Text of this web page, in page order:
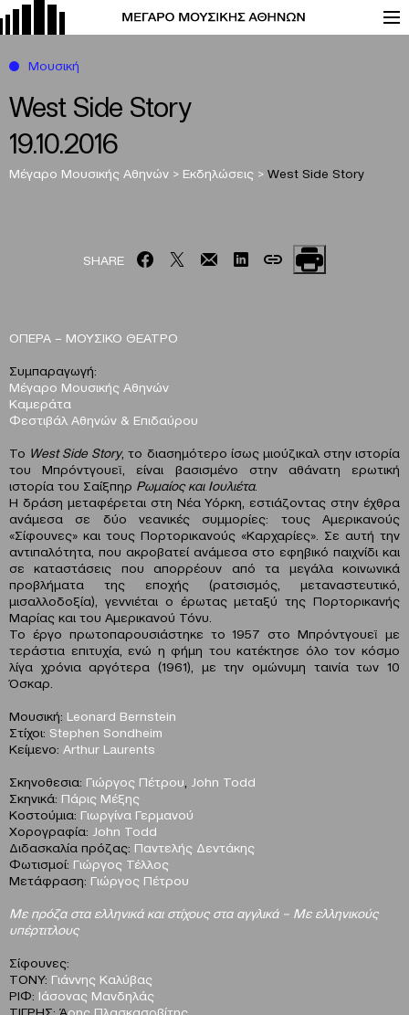
West Side Story
19.10.2016
Μέγαρο Μουσικής Αθηνών > Εκδηλώσεις > West Side Story
Μουσική
SHARE
ΟΠΕΡΑ – ΜΟΥΣΙΚΟ ΘΕΑΤΡΟ
Συμπαραγωγή:
Μέγαρο Μουσικής Αθηνών
Καμεράτα
Φεστιβάλ Αθηνών & Επιδαύρου
Το West Side Story, το διασημότερο ίσως μιούζικαλ στην ιστορία
του Μπρόντγουεϊ, είναι βασισμένο στην αθάνατη ερωτική
ιστορία του Σαίξπηρ Ρωμαίος και Ιουλιέτα.
Η δράση μεταφέρεται στη Νέα Υόρκη, εστιάζοντας στην έχθρα
ανάμεσα σε δύο νεανικές συμμορίες: τους Αμερικανούς
«Σίφουνες» και τους Πορτορικανούς «Καρχαρίες». Σε αυτή την
αντιπαλότητα, που ακροβατεί ανάμεσα στο εφηβικό παιχνίδι και
σε καταστάσεις που απορρέουν από τα μεγάλα κοινωνικά
προβλήματα της εποχής (ρατσισμός, μεταναστευτικό,
μισαλλοδοξία), γεννιέται ο έρωτας μεταξύ της Πορτορικανής
Μαρίας και του Αμερικανού Τόνυ.
Το έργο πρωτοπαρουσιάστηκε το 1957 στο Μπρόντγουεϊ με
τεράστια επιτυχία, ενώ η φήμη του κατέκτησε όλο τον κόσμο
λίγα χρόνια αργότερα (1961), με την ομώνυμη ταινία των 10
Όσκαρ.
Μουσική: Leonard Bernstein
Στίχοι: Stephen Sondheim
Κείμενο: Arthur Laurents
Σκηνοθεσια: Γιώργος Πέτρου
John Todd
Σκηνικά: Πάρις Μέξης
Κοστούμια: Γιωργίνα Γερμανού
Χορογραφία: John Todd
Διδασκαλία πρόζας: Παντελής Δεντάκης
Φωτισμοί: Γιώργος Τέλλος
Μετάφραση: Γιώργος Πέτρου
Με πρόζα στα ελληνικά και στίχους στα αγγλικά – Με ελληνικούς
υπέρτιτλους
Σίφουνες:
ΤΟΝΥ: Γιάννης Καλύβας
ΡΙΦ: Ιάσονας Μανδηλάς
ΤΙΓΡΗΣ: Άρης Πλασκασοβίτης